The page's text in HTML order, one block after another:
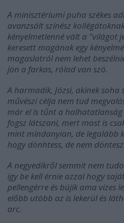
A minisztériumi puha székes
avanzsált színész
kényelmetlenné vált a "világot
keresett magának egy
magaslatról nem lehet
jön a farkas, rólad van szó.
A harmadik, Józsi, akinek soha
művészi célja nem tud
már el is tűnt a halhatatlanság
fogsz látszani, mert most is
mint mindanyian, de legalább
hogy dönhtess, de nem döntesz.
A negyedikről semmit nem
így be kell érnie azzal hogy
pellengérre és bújik ama vizes
előbb utóbb az is lekerül és
arc.